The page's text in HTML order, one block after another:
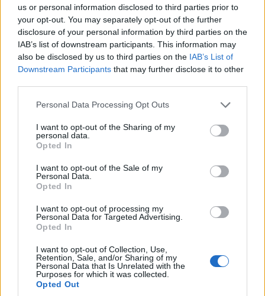
us or personal information disclosed to third parties prior to
your opt-out. You may separately opt-out of the further
disclosure of your personal information by third parties on the
IAB’s list of downstream participants. This information may
also be disclosed by us to third parties on the IAB’s List of
Downstream Participants that may further disclose it to other
Please note that this website/app uses one or more Google
not limited to your visit or usage behaviour. You may click to
grant or deny consent to Google and its third-party tags to
use your data for below specified purposes in below Google
consent section.
Personal Data Processing Opt Outs
I want to opt-out of the Sharing of my
personal data.
Opted In
I want to opt-out of the Sale of my
Personal Data.
Opted In
I want to opt-out of processing my
Personal Data for Targeted Advertising.
Opted In
I want to opt-out of Collection, Use,
Retention, Sale, and/or Sharing of my
Personal Data that Is Unrelated with the
Purposes for which it was collected.
Opted Out
Ο Σύλλογος Δρομέων
και Οδοιπόρων
Λασσάνειο Δρόμο
Κοζάνης 2026
ΓΣΕΕ: Αμοιβή αργίας
15ης Αυγούστου
ΤΟΠΙΚΉ ΕΠΙΚΑΙΡΌΤΗΤΑ
Η μεγάλη εορτή της
Μεταμορφώσεως του
ΔΙΕΘΝΕΊΣ ΕΙΔΉΣΕΙΣ
Περιοδοντίτιδα: